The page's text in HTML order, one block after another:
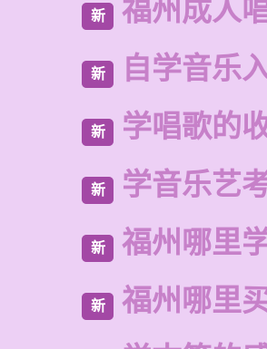
新 福州成人
新 自学音乐
新 学唱歌的
新 学音乐艺
新 福州哪里
新 福州哪里